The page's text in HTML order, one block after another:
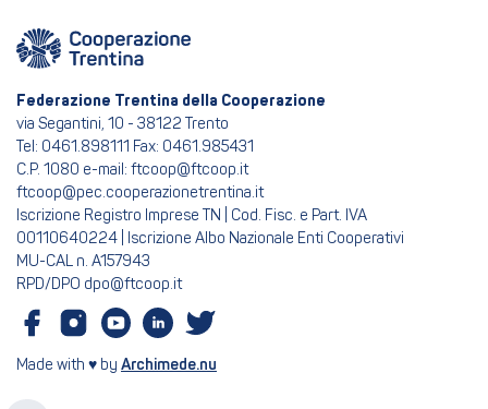
Federazione Trentina della Cooperazione
via Segantini, 10 - 38122 Trento
Tel: 0461.898111 Fax: 0461.985431
C.P. 1080 e-mail: ftcoop@ftcoop.it
ftcoop@pec.cooperazionetrentina.it
Iscrizione Registro Imprese TN | Cod. Fisc. e Part. IVA
00110640224 | Iscrizione Albo Nazionale Enti Cooperativi
MU-CAL n. A157943
RPD/DPO dpo@ftcoop.it
Made with ♥ by Archimede.nu